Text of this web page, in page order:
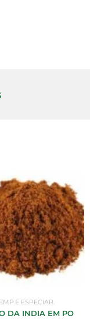
ESPECIAR.
DA INDIA EM PO